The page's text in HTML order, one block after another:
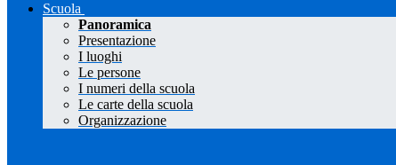
Scuola
Panoramica
Presentazione
I luoghi
Le persone
I numeri della scuola
Le carte della scuola
Organizzazione